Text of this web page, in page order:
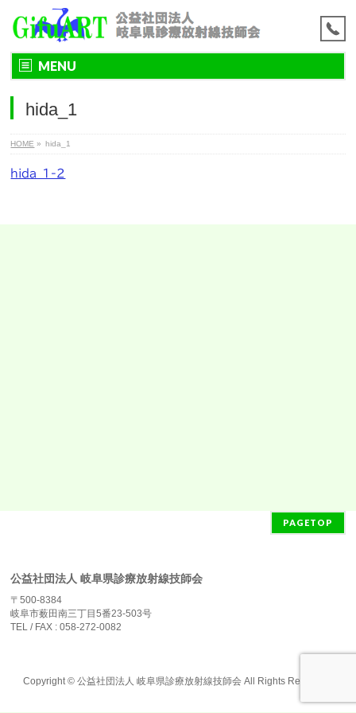
MENU
hida_1
HOME » hida_1
hida_1-2
PAGETOP
公益社団法人 岐阜県診療放射線技師会
〒500-8384
岐阜市薮田南三丁目5番23-503号
TEL / FAX : 058-272-0082
Copyright ©公益社団法人 岐阜県診療放射線技師会 All Rights Reserved.